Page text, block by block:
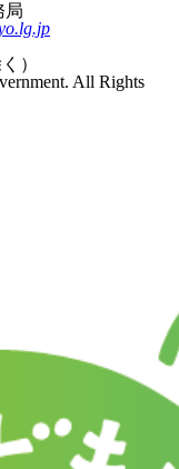
局
）
All Rights